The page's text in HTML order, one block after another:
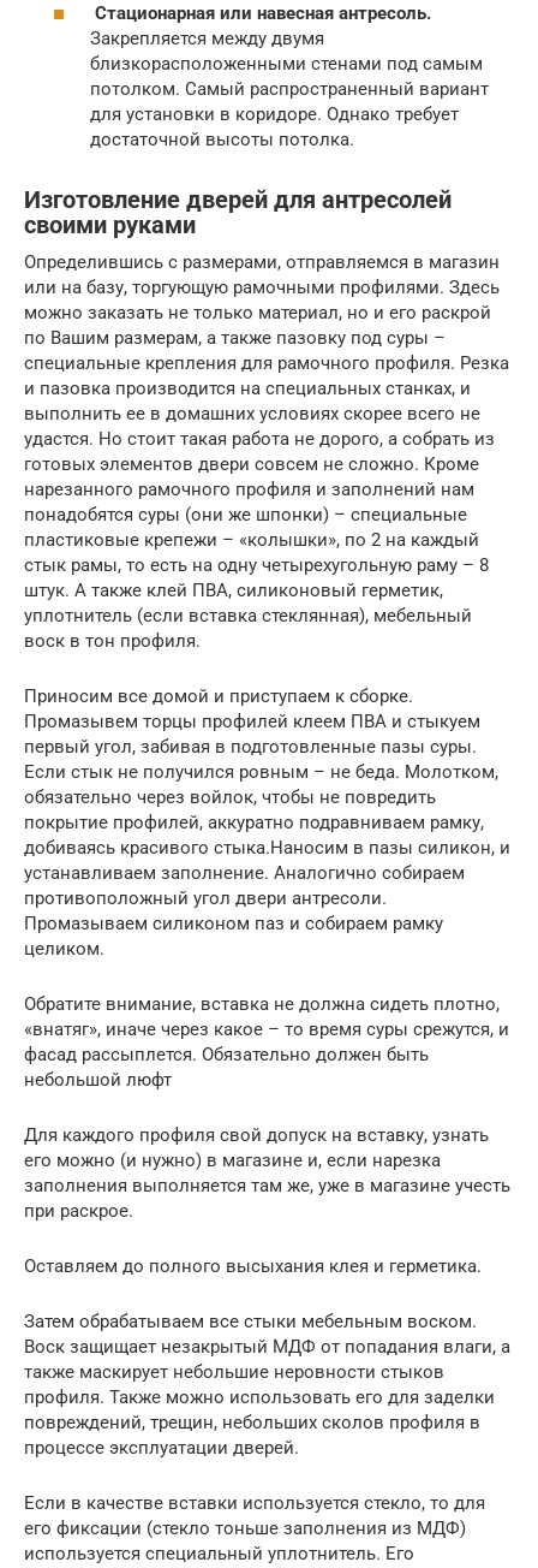
Стационарная или навесная антресоль.
Закрепляется между двумя
близкорасположенными стенами под самым
потолком. Самый распространенный вариант
для установки в коридоре. Однако требует
достаточной высоты потолка.
Изготовление дверей для антресолей
своими руками
Определившись с размерами, отправляемся в магазин
или на базу, торгующую рамочными профилями. Здесь
можно заказать не только материал, но и его раскрой
по Вашим размерам, а также пазовку под суры –
специальные крепления для рамочного профиля. Резка
и пазовка производится на специальных станках, и
выполнить ее в домашних условиях скорее всего не
удастся. Но стоит такая работа не дорого, а собрать из
готовых элементов двери совсем не сложно. Кроме
нарезанного рамочного профиля и заполнений нам
понадобятся суры (они же шпонки) – специальные
пластиковые крепежи – «колышки», по 2 на каждый
стык рамы, то есть на одну четырехугольную раму – 8
штук. А также клей ПВА, силиконовый герметик,
уплотнитель (если вставка стеклянная), мебельный
воск в тон профиля.
Приносим все домой и приступаем к сборке.
Промазывем торцы профилей клеем ПВА и стыкуем
первый угол, забивая в подготовленные пазы суры.
Если стык не получился ровным – не беда. Молотком,
обязательно через войлок, чтобы не повредить
покрытие профилей, аккуратно подравниваем рамку,
добиваясь красивого стыка.Наносим в пазы силикон, и
устанавливаем заполнение. Аналогично собираем
противоположный угол двери антресоли.
Промазываем силиконом паз и собираем рамку
целиком.
Обратите внимание, вставка не должна сидеть плотно,
«внатяг», иначе через какое – то время суры срежутся, и
фасад рассыплется. Обязательно должен быть
небольшой люфт
Для каждого профиля свой допуск на вставку, узнать
его можно (и нужно) в магазине и, если нарезка
заполнения выполняется там же, уже в магазине учесть
при раскрое.
Оставляем до полного высыхания клея и герметика.
Затем обрабатываем все стыки мебельным воском.
Воск защищает незакрытый МДФ от попадания влаги, а
также маскирует небольшие неровности стыков
профиля. Также можно использовать его для заделки
повреждений, трещин, небольших сколов профиля в
процессе эксплуатации дверей.
Если в качестве вставки используется стекло, то для
его фиксации (стекло тоньше заполнения из МДФ)
используется специальный уплотнитель. Его